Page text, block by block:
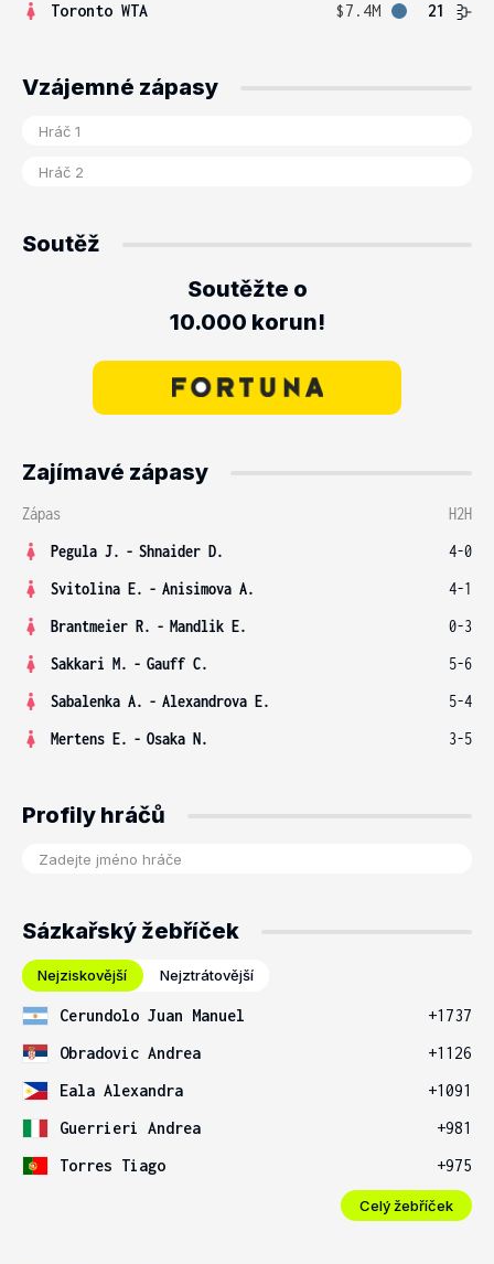
Toronto WTA
$7.4M 21
Vzájemné zápasy
Soutěž
Soutěžte o
10.000 korun!
Zajímavé zápasy
Zápas
H2H
Pegula J. - Shnaider D.
4-0
Svitolina E. - Anisimova A.
4-1
Brantmeier R. - Mandlik E.
0-3
Sakkari M. - Gauff C.
5-6
Sabalenka A. - Alexandrova E.
5-4
Mertens E. - Osaka N. 3-5
Profily hráčů
Sázkařský žebříček
Nejziskovější Nejztrátovější
Cerundolo Juan Manuel
+1737
Obradovic Andrea
+1126
Eala Alexandra
+1091
Guerrieri Andrea
+981
Torres Tiago
+975
Celý žebříček